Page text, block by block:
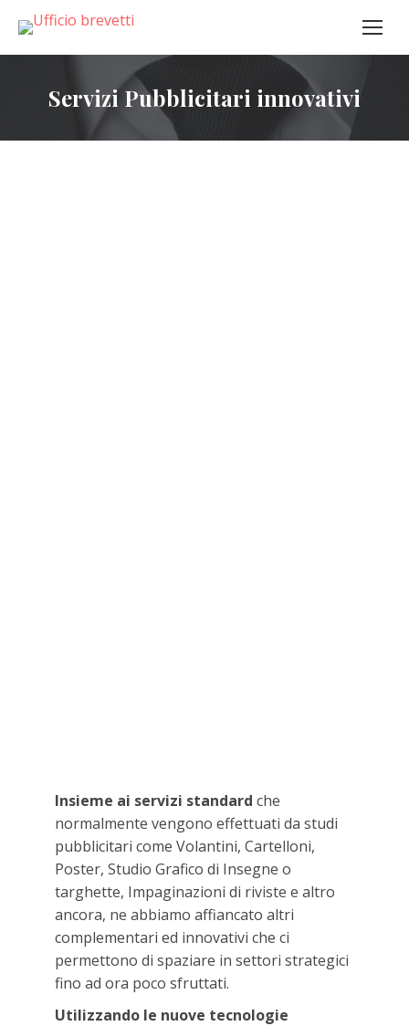
Servizi Pubblicitari innovativi
Insieme ai servizi standard che
normalmente vengono effettuati da studi
pubblicitari come Volantini, Cartelloni,
Poster, Studio Grafico di Insegne o
targhette, Impaginazioni di riviste e altro
ancora, ne abbiamo affiancato altri
complementari ed innovativi che ci
permettono di spaziare in settori strategici
fino ad ora poco sfruttati.
Utilizzando le nuove tecnologie